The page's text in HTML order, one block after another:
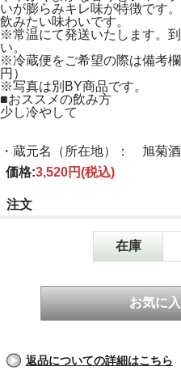
いが膨らみキレ味が特徴です
飲みたい味わいです。
※常温にて発送いたします。
い。
※冷蔵便をご希望の際は備考
円）
※写真は別BY商品です。
■おススメの飲み方
少し冷やして
・蔵元名（所在地）： 旭菊
価格:3,520円(税込)
注文
在庫
返品についての詳細はこちら